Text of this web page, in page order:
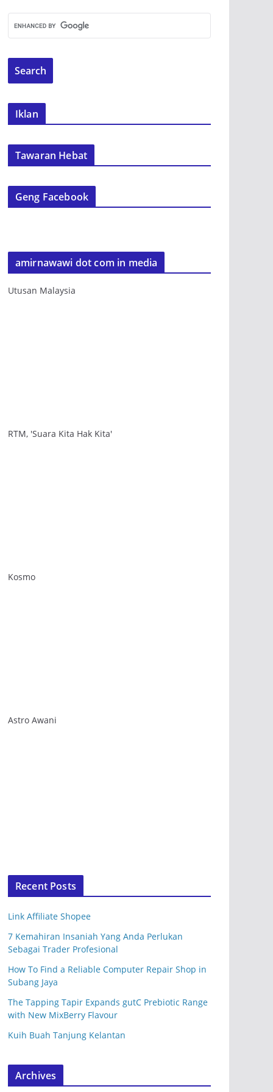
Iklan
Tawaran Hebat
Geng Facebook
amirnawawi dot com in media
Utusan Malaysia
RTM, 'Suara Kita Hak Kita'
Kosmo
Astro Awani
Recent Posts
Link Affiliate Shopee
7 Kemahiran Insaniah Yang Anda Perlukan
Sebagai Trader Profesional
How To Find a Reliable Computer Repair Shop in
Subang Jaya
The Tapping Tapir Expands gutC Prebiotic Range
with New MixBerry Flavour
Kuih Buah Tanjung Kelantan
Archives